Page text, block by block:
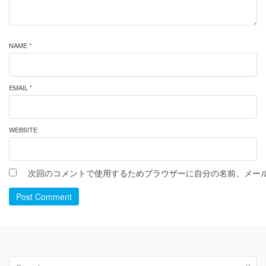
NAME *
EMAIL *
WEBSITE
次回のコメントで使用するためブラウザーに自分の名前、メー
Post Comment